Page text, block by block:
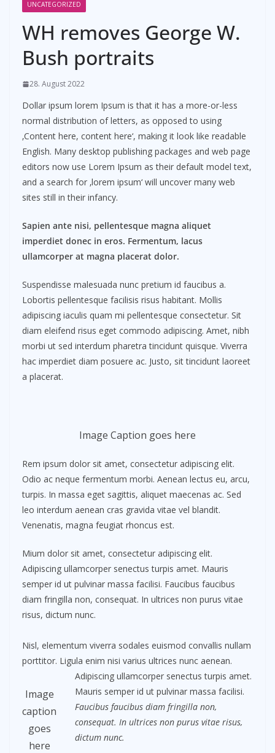
UNCATEGORIZED
WH removes George W.
Bush portraits
28. August 2022
Dollar ipsum lorem Ipsum is that it has a more-or-less
normal distribution of letters, as opposed to using
‚Content here, content here‘, making it look like readable
English. Many desktop publishing packages and web page
editors now use Lorem Ipsum as their default model text,
and a search for ‚lorem ipsum‘ will uncover many web
sites still in their infancy.
Sapien ante nisi, pellentesque magna aliquet
imperdiet donec in eros. Fermentum, lacus
ullamcorper at magna placerat dolor.
Suspendisse malesuada nunc pretium id faucibus a.
Lobortis pellentesque facilisis risus habitant. Mollis
adipiscing iaculis quam mi pellentesque consectetur. Sit
diam eleifend risus eget commodo adipiscing. Amet, nibh
morbi ut sed interdum pharetra tincidunt quisque. Viverra
hac imperdiet diam posuere ac. Justo, sit tincidunt laoreet
a placerat.
Image Caption goes here
Rem ipsum dolor sit amet, consectetur adipiscing elit.
Odio ac neque fermentum morbi. Aenean lectus eu, arcu,
turpis. In massa eget sagittis, aliquet maecenas ac. Sed
leo interdum aenean cras gravida vitae vel blandit.
Venenatis, magna feugiat rhoncus est.
Mium dolor sit amet, consectetur adipiscing elit.
Adipiscing ullamcorper senectus turpis amet. Mauris
semper id ut pulvinar massa facilisi. Faucibus faucibus
diam fringilla non, consequat. In ultrices non purus vitae
risus, dictum nunc.
Nisl, elementum viverra sodales euismod convallis nullam
porttitor. Ligula enim nisi varius ultrices nunc aenean.
Image
caption
goes
here
Adipiscing ullamcorper senectus turpis amet.
Mauris semper id ut pulvinar massa facilisi.
Faucibus faucibus diam fringilla non,
consequat. In ultrices non purus vitae risus,
dictum nunc.